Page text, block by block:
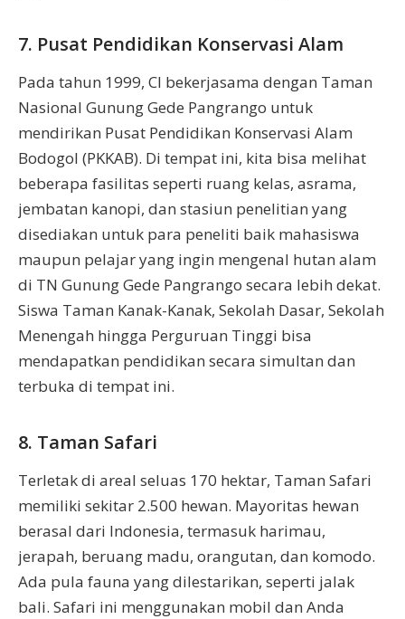
7. Pusat Pendidikan Konservasi Alam
Pada tahun 1999, CI bekerjasama dengan Taman
Nasional Gunung Gede Pangrango untuk
mendirikan Pusat Pendidikan Konservasi Alam
Bodogol (PKKAB). Di tempat ini, kita bisa melihat
beberapa fasilitas seperti ruang kelas, asrama,
jembatan kanopi, dan stasiun penelitian yang
disediakan untuk para peneliti baik mahasiswa
maupun pelajar yang ingin mengenal hutan alam
di TN Gunung Gede Pangrango secara lebih dekat.
Siswa Taman Kanak-Kanak, Sekolah Dasar, Sekolah
Menengah hingga Perguruan Tinggi bisa
mendapatkan pendidikan secara simultan dan
terbuka di tempat ini.
8. Taman Safari
Terletak di areal seluas 170 hektar, Taman Safari
memiliki sekitar 2.500 hewan. Mayoritas hewan
berasal dari Indonesia, termasuk harimau,
jerapah, beruang madu, orangutan, dan komodo.
Ada pula fauna yang dilestarikan, seperti jalak
bali. Safari ini menggunakan mobil dan Anda